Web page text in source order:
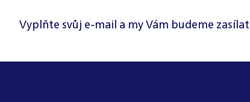
Vyplňte svůj e-mail a my Vám budeme